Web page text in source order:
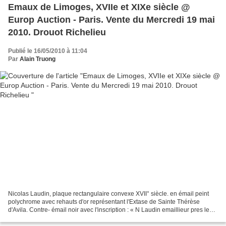
Emaux de Limoges, XVIIe et XIXe siècle @
Europ Auction - Paris. Vente du Mercredi 19 mai
2010. Drouot Richelieu
Publié le 16/05/2010 à 11:04
Par Alain Truong
Nicolas Laudin, plaque rectangulaire convexe XVII° siècle. en émail peint
polychrome avec rehauts d'or représentant l'Extase de Sainte Thérèse
d'Avila. Contre- émail noir avec l'inscription : « N Laudin emaillieur pres les